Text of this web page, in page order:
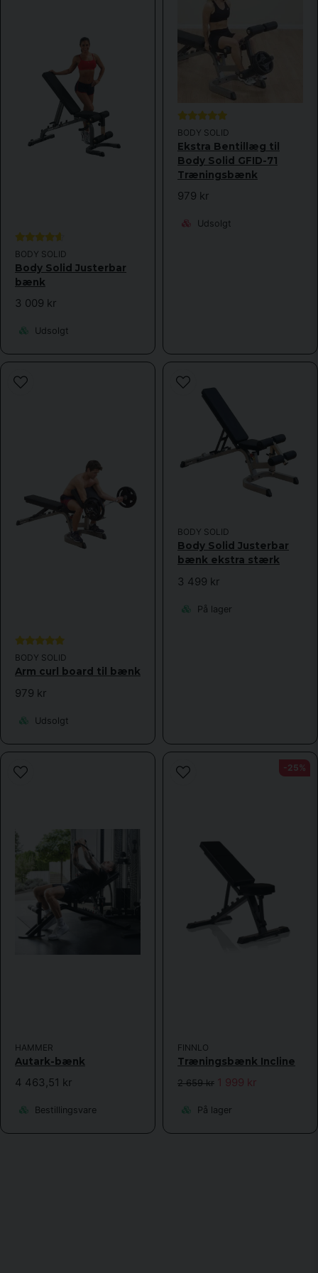
Hej! Funkar denna tillsatsen till vilken bänk som helst eller
Shoppen svarede
Den passar till GFID-31 eller till anda bänkar med samma
typ av infästning. Mått på hålet ska vara ca 45 mm
Ja, du kan offentliggøre mit spørgsmål
Send spørgsmål
BODY SOLID
Body Solid Justerbar
bænk
3 009 kr
Udsolgt
BODY SOLID
Ekstra Bentillæg til
Body Solid GFID-71
Træningsbænk
979 kr
Udsolgt
BODY SOLID
Arm curl board til bænk
979 kr
Udsolgt
BODY SOLID
Body Solid Justerbar
bænk ekstra stærk
3 499 kr
På lager
HAMMER
Autark-bænk
4 463,51 kr
Bestillingsvare
FINNLO
Træningsbænk Incline
2 659 kr 1 999 kr
På lager
-25%